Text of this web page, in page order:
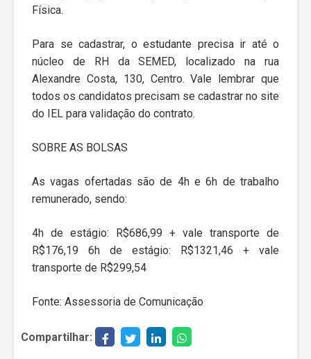
Física.
Para se cadastrar, o estudante precisa ir até o
núcleo de RH da SEMED, localizado na rua
Alexandre Costa, 130, Centro. Vale lembrar que
todos os candidatos precisam se cadastrar no site
do IEL para validação do contrato.
SOBRE AS BOLSAS
As vagas ofertadas são de 4h e 6h de trabalho
remunerado, sendo:
4h de estágio: R$686,99 + vale transporte de
R$176,19 6h de estágio: R$1321,46 + vale
transporte de R$299,54
Fonte: Assessoria de Comunicação
Compartilhar: